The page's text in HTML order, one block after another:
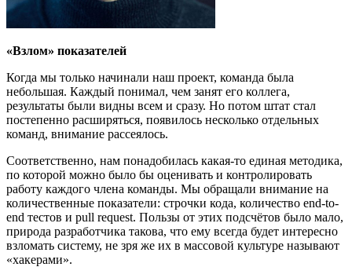
«Взлом» показателей
Когда мы только начинали наш проект, команда была
небольшая. Каждый понимал, чем занят его коллега,
результаты были видны всем и сразу. Но потом штат стал
постепенно расширяться, появилось несколько отдельных
команд, внимание рассеялось.
Соответственно, нам понадобилась какая-то единая методика,
по которой можно было бы оценивать и контролировать
работу каждого члена команды. Мы обращали внимание на
количественные показатели: строчки кода, количество end-to-
end тестов и pull request. Пользы от этих подсчётов было мало,
природа разработчика такова, что ему всегда будет интересно
взломать систему, не зря же их в массовой культуре называют
«хакерами».